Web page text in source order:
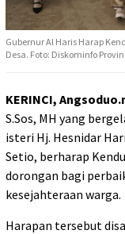
Gubernur Al Haris Harap
Desa. Foto: Diskominfo
KERINCI,
S.Sos, MH yang
isteri Hj. Hesnidar
Setio, berharap
dorongan bagi
kesejahteraan warga.
Harapan tersebut